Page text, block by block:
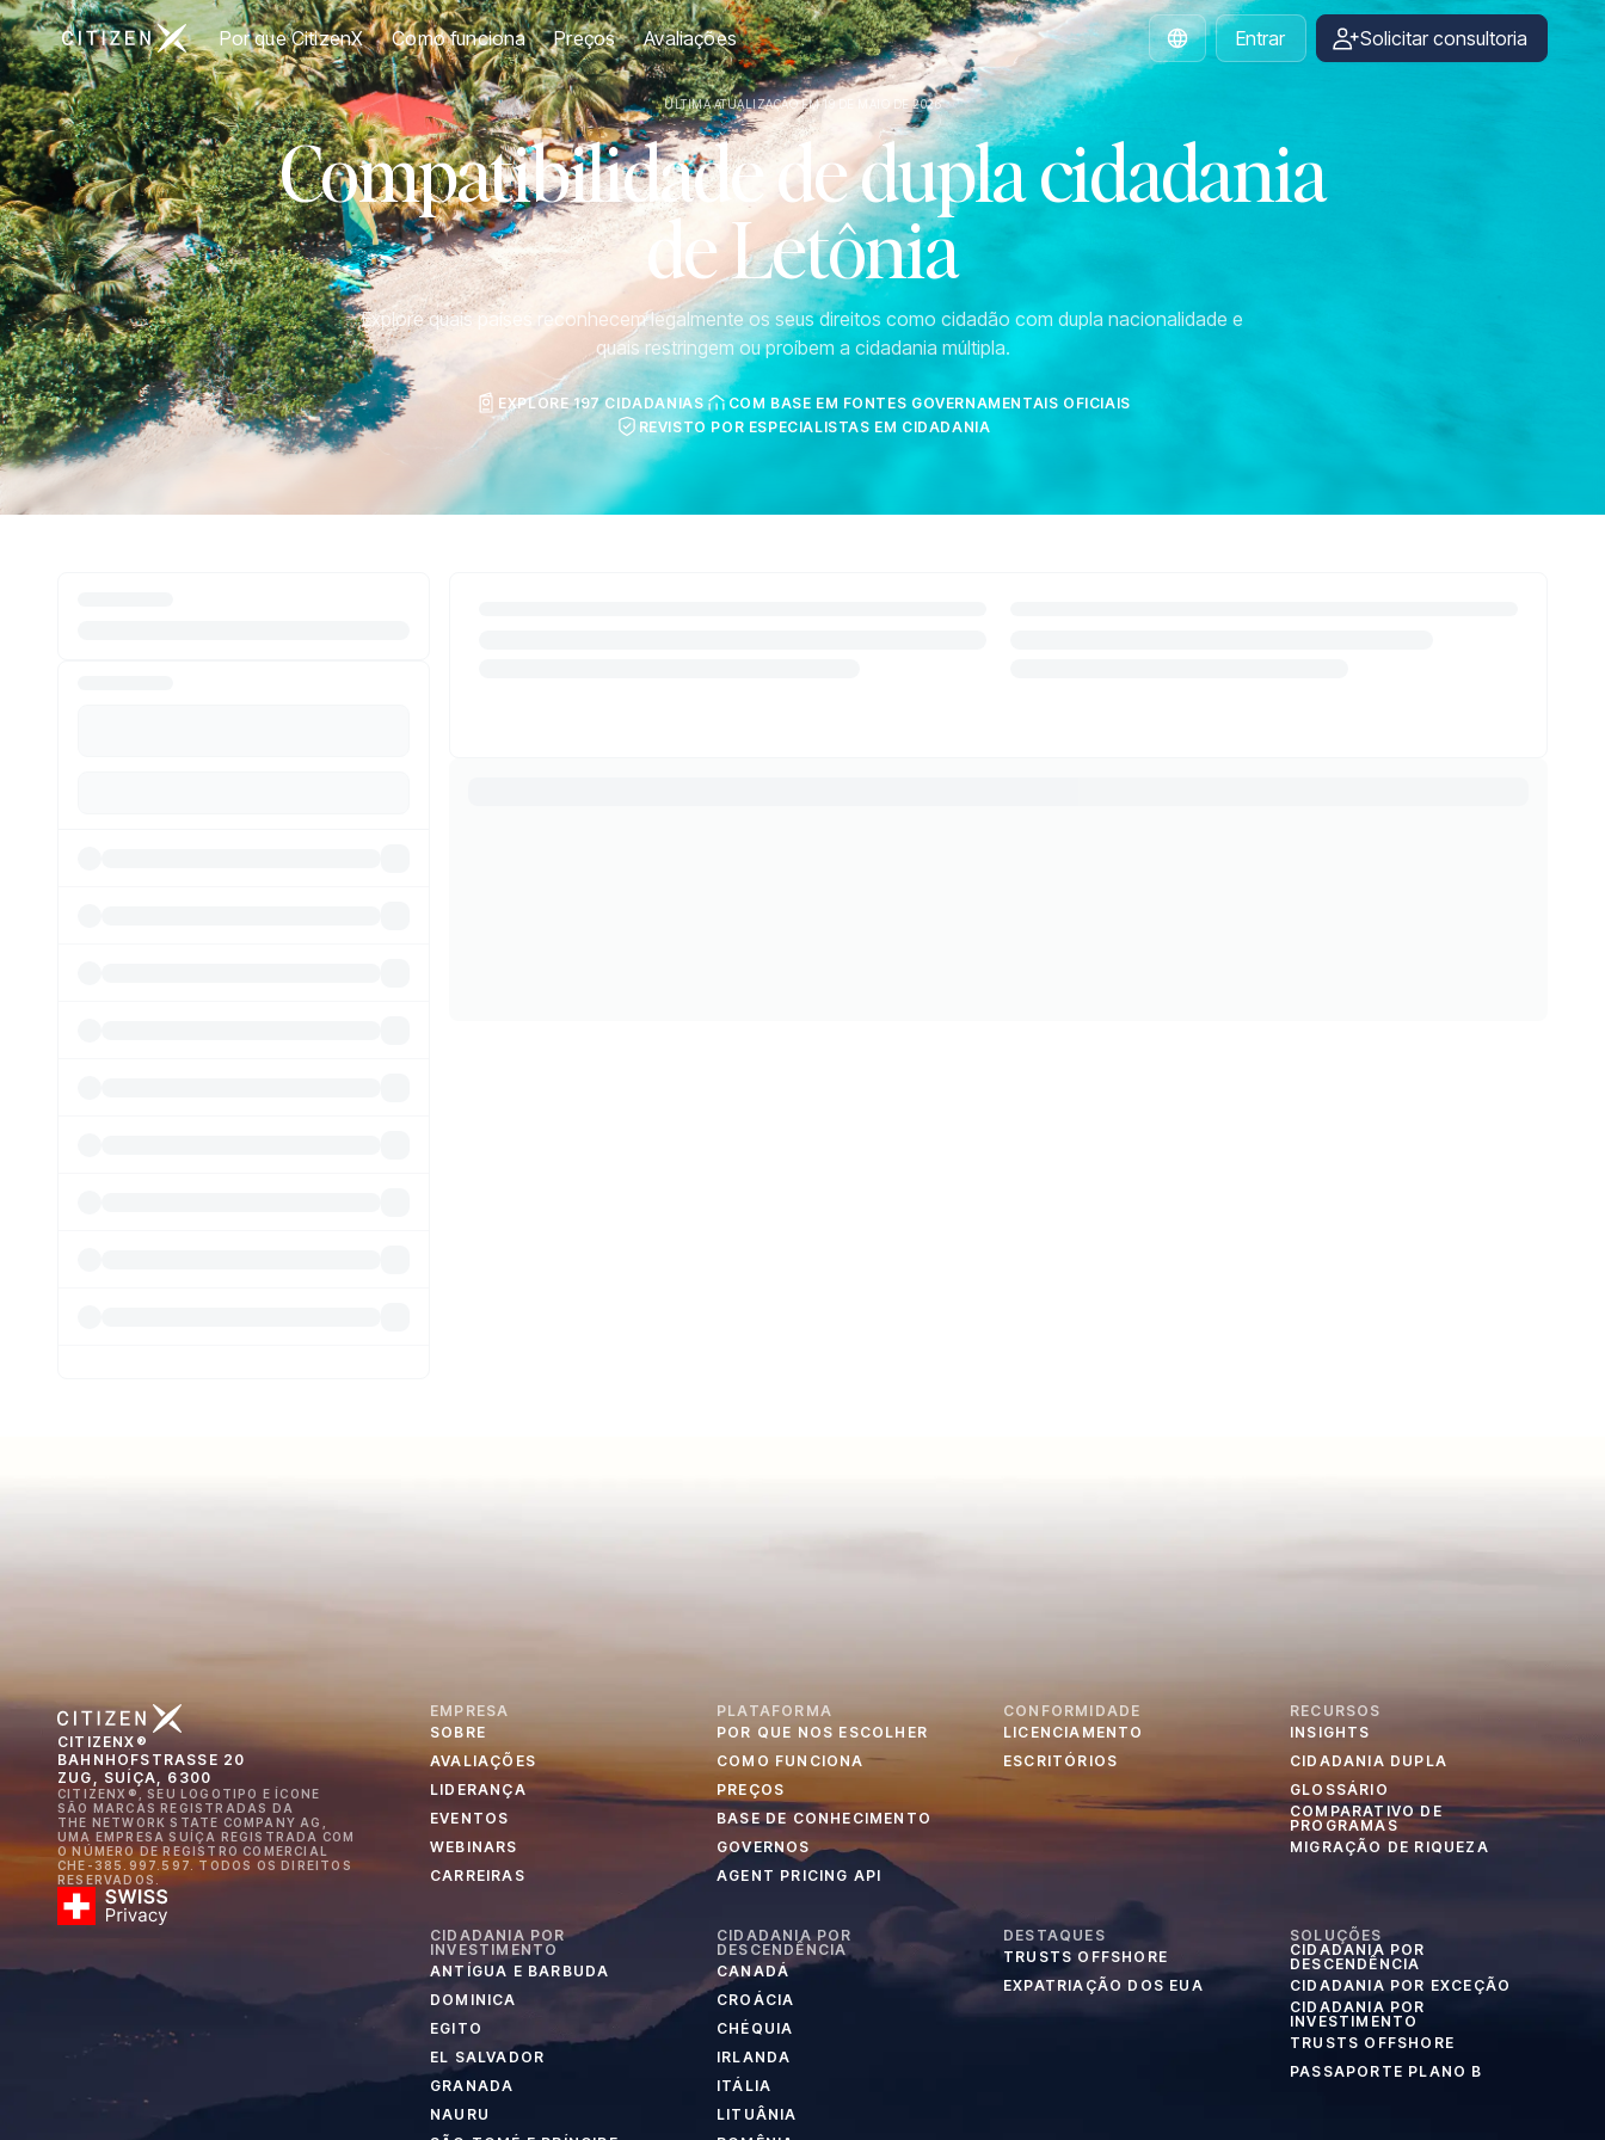
Ir para a página inicial da CitizenX
Por que CitizenX Como funciona Preços Avaliações
Portuguese
Entrar Solicitar consultoria
ÚLTIMA ATUALIZAÇÃO EM 19 DE MAIO DE 2026
Compatibilidade de dupla cidadania
de Letônia
Explore quais países reconhecem legalmente os seus direitos como cidadão com dupla nacionalidade e
quais restringem ou proíbem a cidadania múltipla.
EXPLORE 197 CIDADANIAS
COM BASE EM FONTES GOVERNAMENTAIS OFICIAIS
REVISTO POR ESPECIALISTAS EM CIDADANIA
CITIZENX®
BAHNHOFSTRASSE 20
ZUG, SUÍÇA, 6300
CITIZENX®, SEU LOGOTIPO E ÍCONE
SÃO MARCAS REGISTRADAS DA
THE NETWORK STATE COMPANY AG,
UMA EMPRESA SUÍÇA REGISTRADA COM
O NÚMERO DE REGISTRO COMERCIAL
CHE-385.997.597. TODOS OS DIREITOS
RESERVADOS.
EMPRESA
SOBRE
AVALIAÇÕES
LIDERANÇA
EVENTOS
WEBINARS
CARREIRAS
PLATAFORMA
POR QUE NOS ESCOLHER
COMO FUNCIONA
PREÇOS
BASE DE CONHECIMENTO
GOVERNOS
AGENT PRICING API
CONFORMIDADE
LICENCIAMENTO
ESCRITÓRIOS
RECURSOS
INSIGHTS
CIDADANIA DUPLA
GLOSSÁRIO
COMPARATIVO DE
PROGRAMAS
MIGRAÇÃO DE RIQUEZA
CIDADANIA POR
INVESTIMENTO
ANTÍGUA E BARBUDA
DOMINICA
EGITO
EL SALVADOR
GRANADA
NAURU
CIDADANIA POR
DESCENDÊNCIA
CANADÁ
CROÁCIA
CHÉQUIA
IRLANDA
ITÁLIA
LITUÂNIA
DESTAQUES
TRUSTS OFFSHORE
EXPATRIAÇÃO DOS EUA
SOLUÇÕES
CIDADANIA POR
DESCENDÊNCIA
CIDADANIA POR EXCEÇÃO
CIDADANIA POR
INVESTIMENTO
TRUSTS OFFSHORE
PASSAPORTE PLANO B